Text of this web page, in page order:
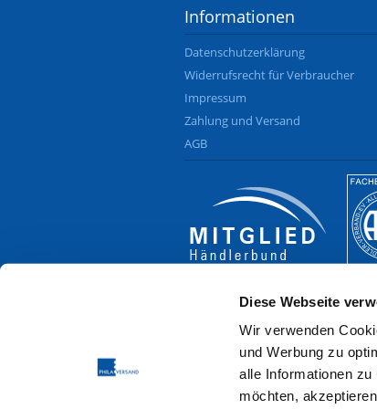
Diese Webseite
Wir verwenden
und Werbung zu
alle Informationen
möchten,
Informationen
Datenschutzerklärung
Widerrufsrecht für Verbraucher
Impressum
Zahlung und Versand
AGB